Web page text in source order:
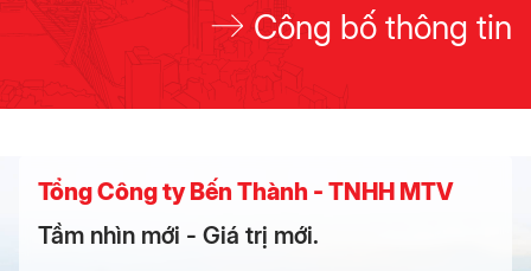
Công bố thông tin
Tổng Công ty Bến Thành - TNHH MTV
Tầm nhìn mới - Giá trị mới.